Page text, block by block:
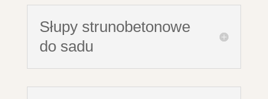
Słupy strunobetonowe
do sadu